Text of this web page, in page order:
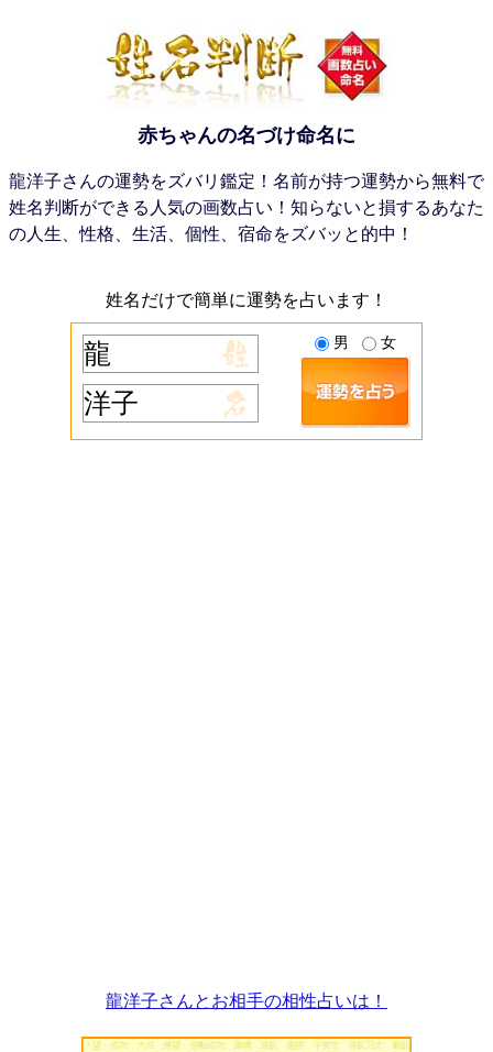
赤ちゃんの名づけ命名に
龍洋子さんの運勢をズバリ鑑定！名前が持つ運勢から無料で
姓名判断ができる人気の画数占い！知らないと損するあなた
の人生、性格、生活、個性、宿命をズバッと的中！
姓名だけで簡単に運勢を占います！
男 女
龍洋子さんとお相手の相性占いは！